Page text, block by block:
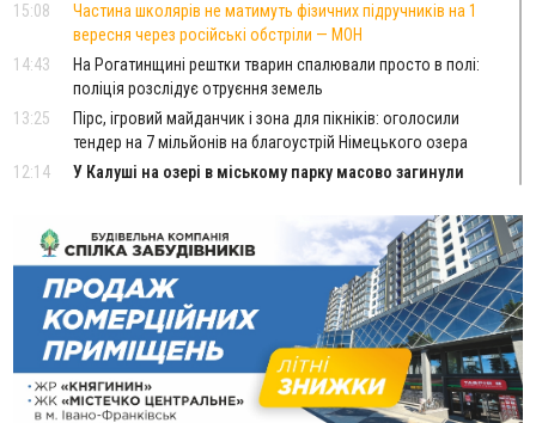
15:08
Частина школярів не матимуть фізичних підручників на 1
вересня через російські обстріли — МОН
14:43
На Рогатинщині рештки тварин спалювали просто в полі:
поліція розслідує отруєння земель
13:25
Пірс, ігровий майданчик і зона для пікніків: оголосили
тендер на 7 мільйонів на благоустрій Німецького озера
12:14
У Калуші на озері в міському парку масово загинули
11:18
Майстра лісу з Верховинщини оштрафували на 600 тисяч за
переправлення чоловіків до Румунії
10:49
На Прикарпатті через негоду сталися аварійні вимкнення
світла
10:43
За змову на тендері для Долинської лікарні двох
підприємців оштрафували на 272 тисячі гривень
10:09
Яремчанський суд виніс вирок чоловіку, який у Буковелі
вкрав із супермаркету пляшку віскі за 8,5 тисяч